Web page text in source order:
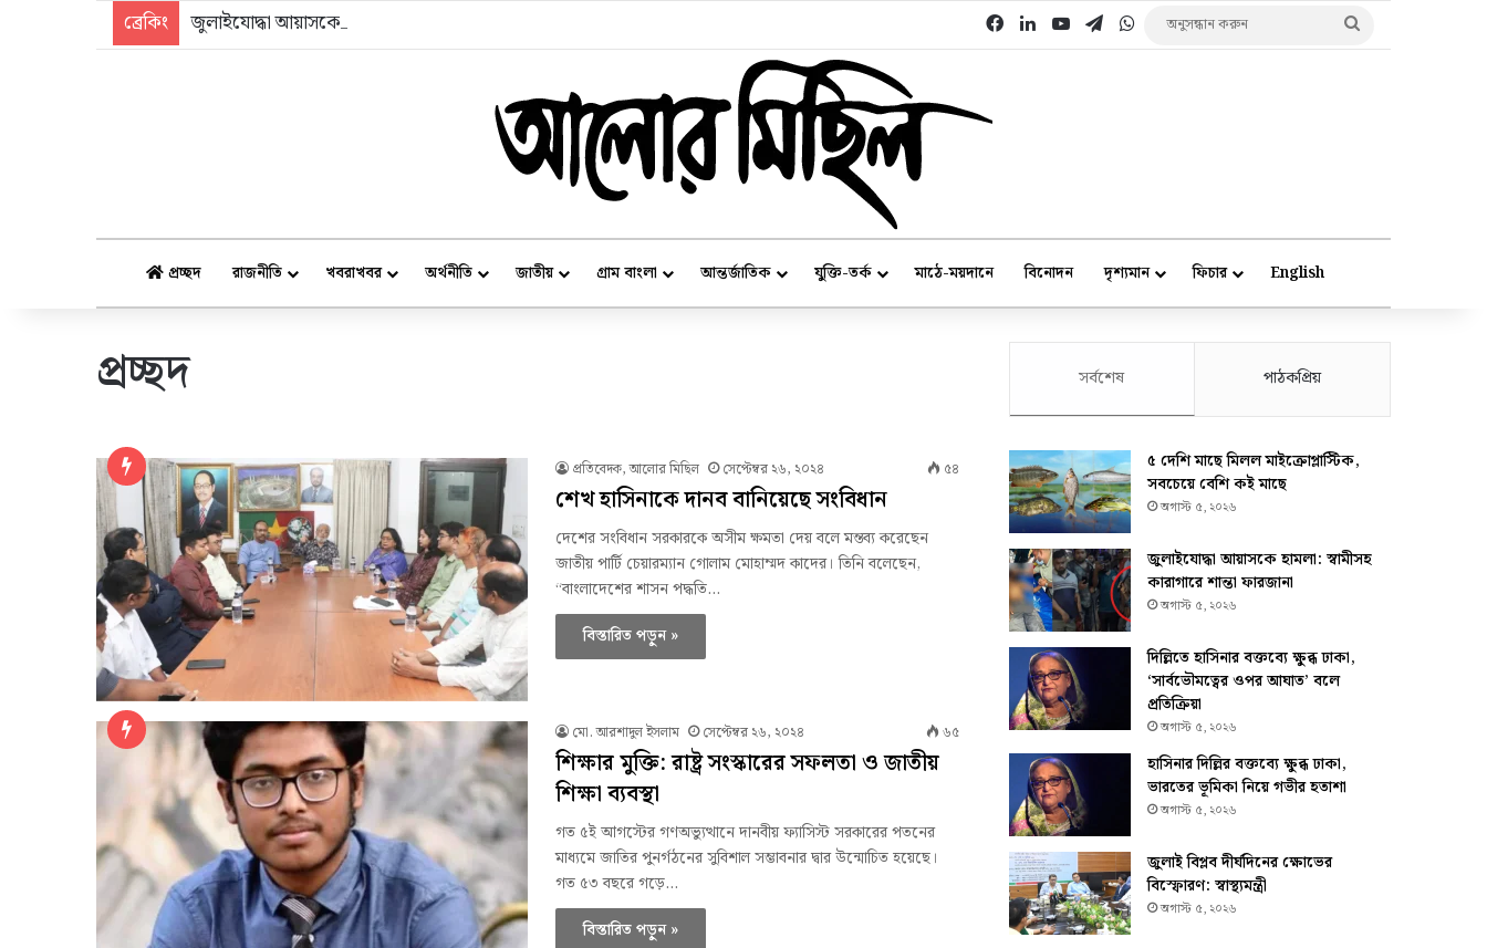
ব্রেকিং জুলাইযোদ্ধা আয়াসকে হামলা: স্বামীসহ কারাগারে শান্তা ফারজানা FacebookLinkedInYouTubeTelegramWhatsApp
অনুসন্ধান
প্রচ্ছদ রাজনীতি খবরাখবর অর্থনীতি জাতীয় গ্রাম বাংলা আন্তর্জাতিক যুক্তি-তর্ক মাঠে-ময়দানে বিনোদন দৃশ্যমান ফিচার English
প্রচ্ছদ
প্রতিবেদক, আলোর মিছিল সেপ্টেম্বর ২৬, ২০২৪ ৫৪
শেখ হাসিনাকে দানব বানিয়েছে সংবিধান
দেশের সংবিধান সরকারকে অসীম ক্ষমতা দেয় বলে মন্তব্য করেছেন
জাতীয় পার্টি চেয়ারম্যান গোলাম মোহাম্মদ কাদের। তিনি বলেছেন,
“বাংলাদেশের শাসন পদ্ধতি…
বিস্তারিত পড়ুন »
মো. আরশাদুল ইসলাম সেপ্টেম্বর ২৬, ২০২৪ ৬৫
শিক্ষার মুক্তি: রাষ্ট্র সংস্কারের সফলতা ও জাতীয়
শিক্ষা ব্যবস্থা
গত ৫ই আগস্টের গণঅভ্যুত্থানে দানবীয় ফ্যাসিস্ট সরকারের পতনের
মাধ্যমে জাতির পুনর্গঠনের সুবিশাল সম্ভাবনার দ্বার উন্মোচিত হয়েছে।
গত ৫৩ বছরে গড়ে…
বিস্তারিত পড়ুন »
সর্বশেষ পাঠকপ্রিয়
৫ দেশি মাছে মিলল মাইক্রোপ্লাস্টিক,
সবচেয়ে বেশি কই মাছে
অগাস্ট ৫, ২০২৬
জুলাইযোদ্ধা আয়াসকে হামলা: স্বামীসহ
কারাগারে শান্তা ফারজানা
অগাস্ট ৫, ২০২৬
দিল্লিতে হাসিনার বক্তব্যে ক্ষুব্ধ ঢাকা,
‘সার্বভৌমত্বের ওপর আঘাত’ বলে
প্রতিক্রিয়া
অগাস্ট ৫, ২০২৬
হাসিনার দিল্লির বক্তব্যে ক্ষুব্ধ ঢাকা,
ভারতের ভূমিকা নিয়ে গভীর হতাশা
অগাস্ট ৫, ২০২৬
জুলাই বিপ্লব দীর্ঘদিনের ক্ষোভের
বিস্ফোরণ: স্বাস্থ্যমন্ত্রী
অগাস্ট ৫, ২০২৬